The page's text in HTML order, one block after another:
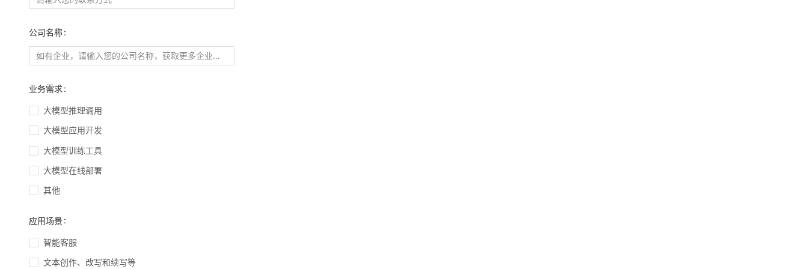
公司名称
业务需求
大模型推理调用
大模型应用开发
大模型训练工具
大模型在线部署
其他
应用场景
智能客服
文本创作、改写和续写等